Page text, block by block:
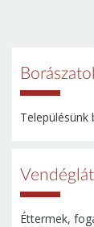
Éttermek,